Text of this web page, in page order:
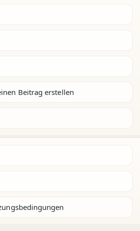
Beitrag erstellen